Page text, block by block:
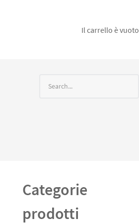
Il carrello è vuoto
Categorie
prodotti